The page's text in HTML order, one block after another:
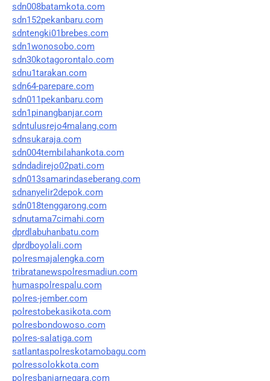
sdn008batamkota.com
sdn152pekanbaru.com
sdntengki01brebes.com
sdn1wonosobo.com
sdn30kotagorontalo.com
sdnu1tarakan.com
sdn64-parepare.com
sdn011pekanbaru.com
sdn1pinangbanjar.com
sdntulusrejo4malang.com
sdnsukaraja.com
sdn004tembilahankota.com
sdndadirejo02pati.com
sdn013samarindaseberang.com
sdnanyelir2depok.com
sdn018tenggarong.com
sdnutama7cimahi.com
dprdlabuhanbatu.com
dprdboyolali.com
polresmajalengka.com
tribratanewspolresmadiun.com
humaspolrespalu.com
polres-jember.com
polrestobekasikota.com
polresbondowoso.com
polres-salatiga.com
satlantaspolreskotamobagu.com
polressolokkota.com
polresbanjarnegara.com